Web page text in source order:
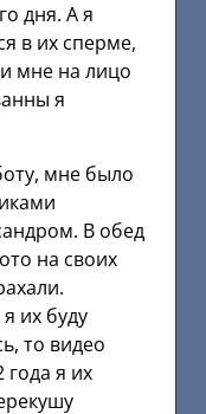
дня. А я
в их сперме,
мне на лицо
я
мне было
В обед
на своих
их буду
то видео
года я их